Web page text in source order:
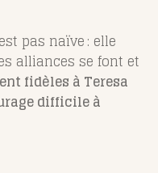
pas naïve : elle
alliances se font et
fidèles à Teresa
difficile à